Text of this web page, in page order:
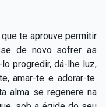
te aprouve permitir
de novo sofrer as
progredir, dá-lhe luz,
amar-te e adorar-te.
alma se regenere na